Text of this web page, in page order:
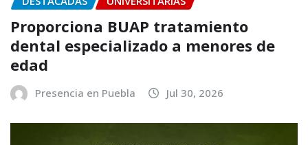
Proporciona BUAP tratamiento
dental especializado a menores de
edad
Presencia en Puebla Jul 30, 2026